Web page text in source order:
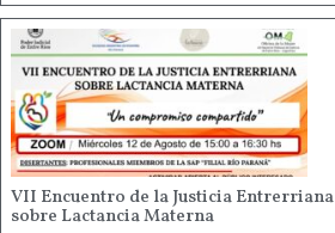
VII Encuentro de la Justicia Entrerriana
sobre Lactancia Materna